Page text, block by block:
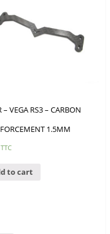
– VEGA RS3 – CARBON
1.5MM
TTC
to cart